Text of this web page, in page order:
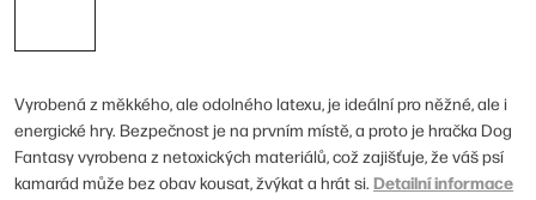
Vyrobená z měkkého, ale odolného latexu, je ideální pro něžné, ale i
energické hry. Bezpečnost je na prvním místě, a proto je hračka Dog
Fantasy vyrobena z netoxických materiálů, což zajišťuje, že váš psí
kamarád může bez obav kousat, žvýkat a hrát si. Detailní informace